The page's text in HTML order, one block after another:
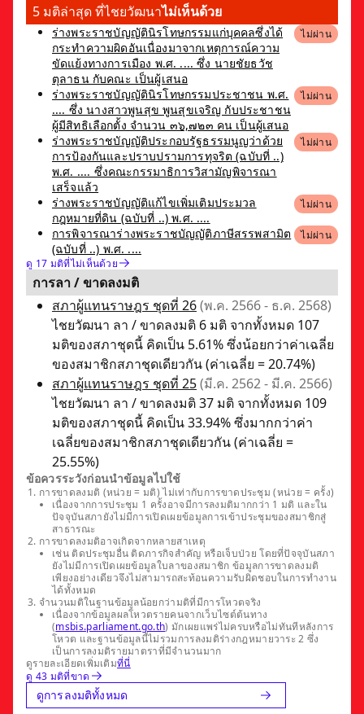
5 มติล่าสุด ที่ไชยวัฒนาไม่เห็นด้วย
ร่างพระราชบัญญัตินิรโทษกรรมแก่บุคคลซึ่งได้
กระทำความผิดอันเนื่องมาจากเหตุการณ์ความ
ขัดแย้งทางการเมือง พ.ศ. .... ซึ่ง นายชัยธวัช
ตุลาธน กับคณะ เป็นผู้เสนอ
ไม่ผ่าน
ร่างพระราชบัญญัตินิรโทษกรรมประชาชน พ.ศ.
.... ซึ่ง นางสาวพูนสุข พูนสุขเจริญ กับประชาชน
ผู้มีสิทธิเลือกตั้ง จำนวน ๓๖,๗๒๓ คน เป็นผู้เสนอ
ไม่ผ่าน
ร่างพระราชบัญญัติประกอบรัฐธรรมนูญว่าด้วย
การป้องกันและปราบปรามการทุจริต (ฉบับที่ ..)
พ.ศ. .... ซึ่งคณะกรรมาธิการวิสามัญพิจารณา
เสร็จแล้ว
ไม่ผ่าน
ร่างพระราชบัญญัติแก้ไขเพิ่มเติมประมวล
กฎหมายที่ดิน (ฉบับที่ ..) พ.ศ. ....
ไม่ผ่าน
การพิจารณาร่างพระราชบัญญัติภาษีสรรพสามิต
(ฉบับที่ ..) พ.ศ. ....
ไม่ผ่าน
ดู 17 มติที่ไม่เห็นด้วย
การลา / ขาดลงมติ
สภาผู้แทนราษฎร ชุดที่ 26(พ.ค. 2566 - ธ.ค. 2568)
ไชยวัฒนา ลา / ขาดลงมติ 6 มติ จากทั้งหมด 107
มติของสภาชุดนี้ คิดเป็น 5.61% ซึ่งน้อยกว่าค่าเฉลี่ย
ของสมาชิกสภาชุดเดียวกัน (ค่าเฉลี่ย = 20.74%)
สภาผู้แทนราษฎร ชุดที่ 25(มี.ค. 2562 - มี.ค. 2566)
ไชยวัฒนา ลา / ขาดลงมติ 37 มติ จากทั้งหมด 109
มติของสภาชุดนี้ คิดเป็น 33.94% ซึ่งมากกว่าค่า
เฉลี่ยของสมาชิกสภาชุดเดียวกัน (ค่าเฉลี่ย =
25.55%)
ข้อควรระวังก่อนนำข้อมูลไปใช้
การขาดลงมติ (หน่วย = มติ) ไม่เท่ากับการขาดประชุม (หน่วย = ครั้ง)
เนื่องจากการประชุม 1 ครั้งอาจมีการลงมติมากกว่า 1 มติ และใน
ปัจจุบันสภายังไม่มีการเปิดเผยข้อมูลการเข้าประชุมของสมาชิกสู่
สาธารณะ
การขาดลงมติอาจเกิดจากหลายสาเหตุ
เช่น ติดประชุมอื่น ติดภารกิจสำคัญ หรือเจ็บป่วย โดยที่ปัจจุบันสภา
ยังไม่มีการเปิดเผยข้อมูลใบลาของสมาชิก ข้อมูลการขาดลงมติ
เพียงอย่างเดียวจึงไม่สามารถสะท้อนความรับผิดชอบในการทำงาน
ได้ทั้งหมด
จำนวนมติในฐานข้อมูลน้อยกว่ามติที่มีการโหวตจริง
เนื่องจากข้อมูลผลโหวตรายคนจากเว็บไซต์ต้นทาง
(msbis.parliament.go.th) มักเผยแพร่ไม่ครบหรือไม่ทันทีหลังการ
โหวต และฐานข้อมูลนี้ไม่รวมการลงมติร่างกฎหมายวาระ 2 ซึ่ง
เป็นการลงมติรายมาตราที่มีจำนวนมาก
ดูรายละเอียดเพิ่มเติมที่นี่
ดู 43 มติที่ขาด
ดูการลงมติทั้งหมด